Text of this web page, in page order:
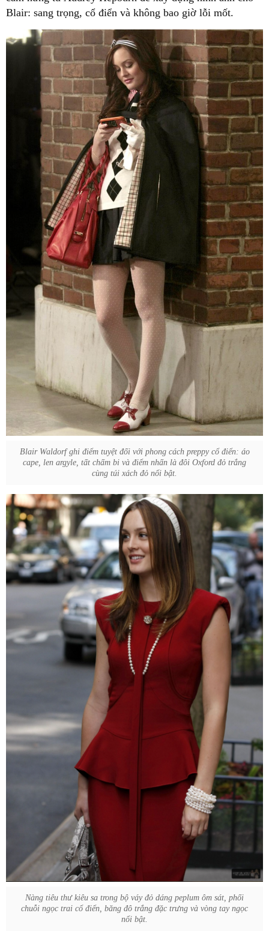
Blair: sang trọng, cổ điển và không bao giờ lỗi mốt.
Blair Waldorf ghi điểm tuyệt đối với phong cách preppy cổ điển: áo
cape, len argyle, tất chấm bi và điểm nhấn là đôi Oxford đỏ trắng
cùng túi xách đỏ nổi bật.
Nàng tiêu thư kiêu sa trong bộ váy đỏ dáng peplum ôm sát, phối
chuỗi ngọc trai cổ điển, băng đô trắng đặc trưng và vòng tay ngọc
nổi bật.